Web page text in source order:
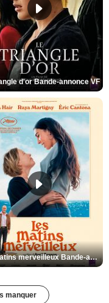
d'or Bande-annonce VF
Les Matins merveilleux Bande-annonce VF
manquer